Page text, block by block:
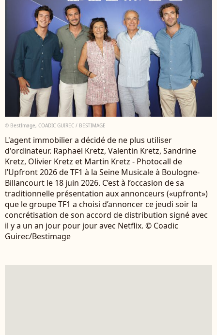
© BestImage, COADIC GUIREC / BESTIMAGE
L'agent immobilier a décidé de ne plus utiliser
d'ordinateur. Raphaël Kretz, Valentin Kretz, Sandrine
Kretz, Olivier Kretz et Martin Kretz - Photocall de
l’Upfront 2026 de TF1 à la Seine Musicale à Boulogne-
Billancourt le 18 juin 2026. C’est à l’occasion de sa
traditionnelle présentation aux annonceurs («upfront»)
que le groupe TF1 a choisi d’annoncer ce jeudi soir la
concrétisation de son accord de distribution signé avec
il y a un an jour pour jour avec Netflix. © Coadic
Guirec/Bestimage